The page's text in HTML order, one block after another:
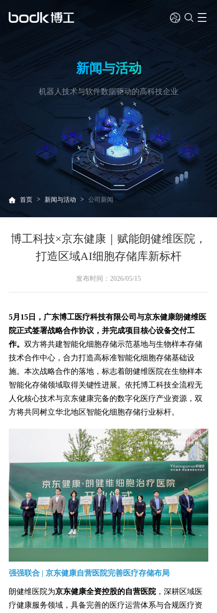
新闻与活动
机器人技术与软件数据驱动的高科技企业
首页 > 新闻与活动 > 公司新闻
博工科技×京东健康｜赋能朗健维医院，
打造区域AI细胞存储库新标杆
发布时间：2026/05/15
5月15日，广东博工医疗科技有限公司与京东健康朗健维医
院正式签署战略合作协议，并完成项目核心设备交付工
作。 双方将共建智能化细胞存储示范基地与生物样本存储
技术合作中心，合力打造高标准智能化细胞存储基础设
施。本次战略合作的落地，标志着朗健维医院在生物样本
智能化存储领域取得关键性进展。依托博工科技全流程无
人化核心技术与京东健康完备的数字化医疗产业资源，双
方将共同树立华北地区智能化细胞存储行业标杆。
强强联合 | 京东健康自营医院完善医疗存储布局
朗健维医院为京东健康全资控股的自营医院，深耕区域医
疗健康服务领域，具备完善的医疗运营体系与合规医疗资